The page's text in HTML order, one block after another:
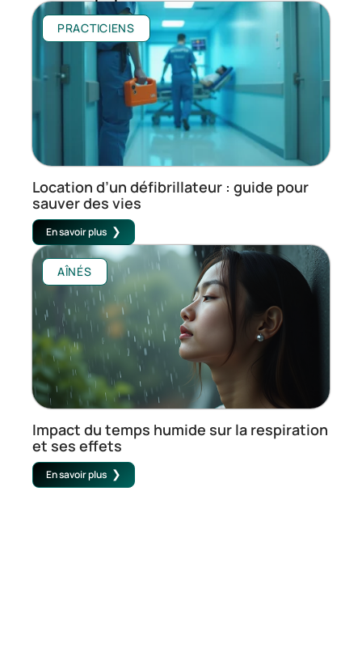
PRACTICIENS
Location d’un défibrillateur : guide pour
sauver des vies
En savoir plus
AÎNÉS
Impact du temps humide sur la respiration
et ses effets
En savoir plus